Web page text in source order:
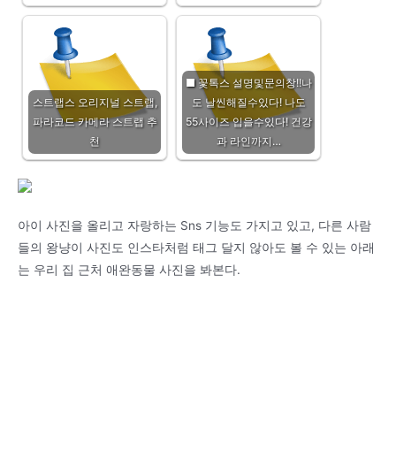
스트랩스 오리지널 스트랩,
파라코드 카메라 스트랩 추
천
■ 꽃톡스 설명및문의창!!나
도 날씬해질수있다! 나도
55사이즈 입을수있다! 건강
과 라인까지…
아이 사진을 올리고 자랑하는 Sns 기능도 가지고 있고, 다른 사람
들의 왕냥이 사진도 인스타처럼 태그 달지 않아도 볼 수 있는 아래
는 우리 집 근처 애완동물 사진을 봐본다.